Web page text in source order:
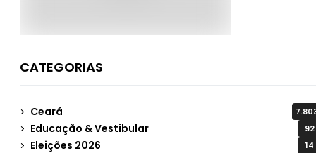
CATEGORIAS
Ceará
Educação & Vestibular 92
Eleições 2026 14